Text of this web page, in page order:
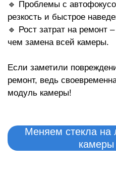
🔹 Проблемы с
резкость и быстрое
🔹 Рост затрат на ремонт
чем замена всей камеры.
Если заметили
ремонт, ведь
модуль камеры!
Меняем стекла на